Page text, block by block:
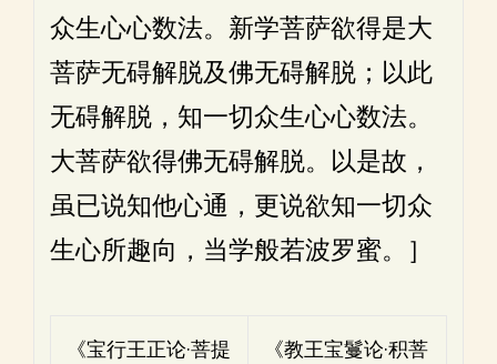
众生心心数法。新学菩萨欲得是大
菩萨无碍解脱及佛无碍解脱；以此
无碍解脱，知一切众生心心数法。
大菩萨欲得佛无碍解脱。以是故，
虽已说知他心通，更说欲知一切众
生心所趣向，当学般若波罗蜜。］
《宝行王正论·菩提
《教王宝鬘论·积菩